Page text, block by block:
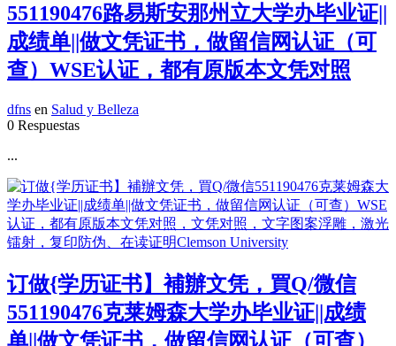
551190476路易斯安那州立大学办毕业证||
成绩单||做文凭证书，做留信网认证（可
查）WSE认证，都有原版本文凭对照
dfns en Salud y Belleza
0 Respuestas
...
订做{学历证书】補辦文凭，買Q/微信
551190476克莱姆森大学办毕业证||成绩
单||做文凭证书，做留信网认证（可查）